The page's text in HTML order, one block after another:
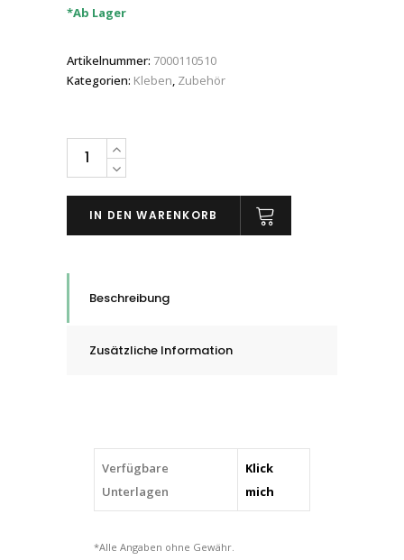
*Ab Lager
Artikelnummer: 7000110510
Kategorien: Kleben, Zubehör
3M™
Andruckroller
751
IN DEN WARENKORB
Beschreibung
Zusätzliche Information
Verfügbare
Unterlagen
Klick
mich
*Alle Angaben ohne Gewähr.